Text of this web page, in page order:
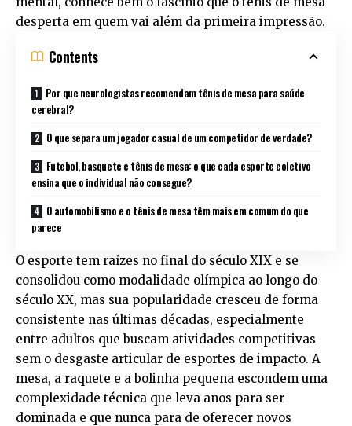
desperta em quem vai além da primeira impressão.
Contents
Por que neurologistas recomendam tênis de mesa para saúde
cerebral?
O que separa um jogador casual de um competidor de verdade?
Futebol, basquete e tênis de mesa: o que cada esporte coletivo
ensina que o individual não consegue?
O automobilismo e o tênis de mesa têm mais em comum do que
parece
O esporte tem raízes no final do século XIX e se
consolidou como modalidade olímpica ao longo do
século XX, mas sua popularidade cresceu de forma
consistente nas últimas décadas, especialmente
entre adultos que buscam atividades competitivas
sem o desgaste articular de esportes de impacto. A
mesa, a raquete e a bolinha pequena escondem uma
complexidade técnica que leva anos para ser
dominada e que nunca para de oferecer novos